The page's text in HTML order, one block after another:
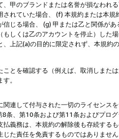
、甲のブランドまたは名誉が損なわれ
されていた場合、 (f) 本規約または本
信じる場合、 (g) 甲または乙と関係が
しくは乙のアカウントを停止）した
、上記(a)の目的に限定されず、本規
ことを確認する（例えば、取消しまた
。
関連して付与された一切のライセンス
条、第10条および第11条およびプロ
払義務は、本規約の解除後も存続する
じた責任を免責するものではありませ